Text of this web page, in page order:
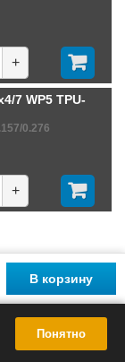
В корзину
+
7 WP5 TPU-
0.276
+
Понятно